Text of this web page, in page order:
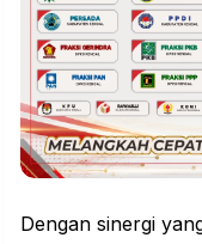
Dengan sinergi